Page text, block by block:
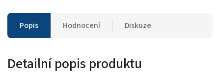
Popis Hodnocení Diskuze
Detailní popis produktu